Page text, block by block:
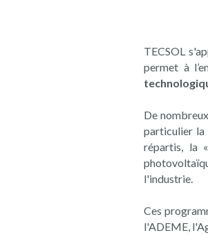
TECSOL
permet à
De
particulier la
répartis, la
l'industrie.
Ces
l'ADEME,